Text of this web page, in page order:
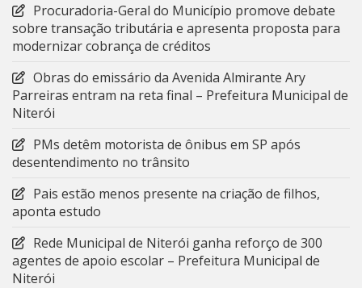
Procuradoria-Geral do Município promove debate
sobre transação tributária e apresenta proposta para
modernizar cobrança de créditos
Obras do emissário da Avenida Almirante Ary
Parreiras entram na reta final – Prefeitura Municipal de
Niterói
PMs detêm motorista de ônibus em SP após
desentendimento no trânsito
Pais estão menos presente na criação de filhos,
aponta estudo
Rede Municipal de Niterói ganha reforço de 300
agentes de apoio escolar – Prefeitura Municipal de
Niterói